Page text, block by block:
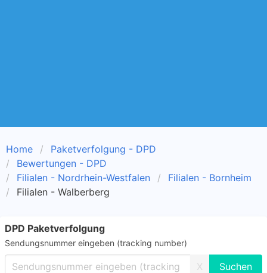
Home
Paketverfolgung - DPD
Bewertungen - DPD
Filialen - Nordrhein-Westfalen
Filialen - Bornheim
Filialen - Walberberg
DPD Paketverfolgung
Sendungsnummer eingeben (tracking number)
X